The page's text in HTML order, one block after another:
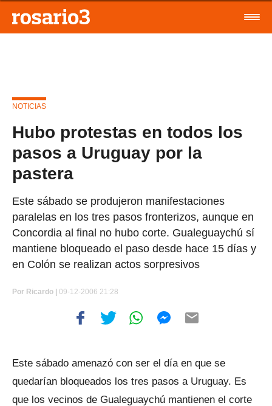
NOTICIAS
Hubo protestas en todos los
pasos a Uruguay por la
pastera
Este sábado se produjeron manifestaciones
paralelas en los tres pasos fronterizos, aunque en
Concordia al final no hubo corte. Gualeguaychú sí
mantiene bloqueado el paso desde hace 15 días y
en Colón se realizan actos sorpresivos
Por Ricardo | 09-12-2006 21:28
Este sábado amenazó con ser el día en que se
quedarían bloqueados los tres pasos a Uruguay. Es
que los vecinos de Gualeguaychú mantienen el corte